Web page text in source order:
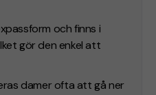
och finns i
gör den enkel att
damer ofta att gå ner